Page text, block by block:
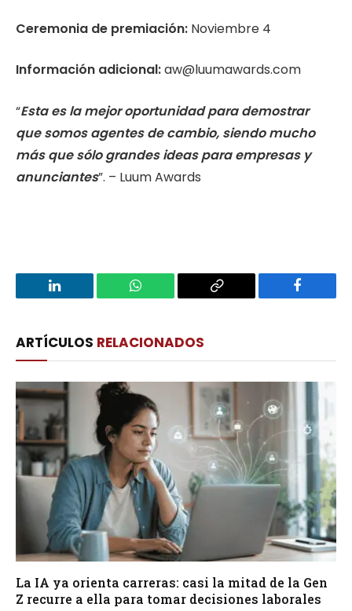
Ceremonia de premiación: Noviembre 4
Información adicional:aw@luumawards.com
“Esta es la mejor oportunidad para demostrar
que somos agentes de cambio, siendo mucho
más que sólo grandes ideas para empresas y
anunciantes”. – Luum Awards
LinkedIn WhatsApp
Copy
Facebook
ARTÍCULOS RELACIONADOS
La IA ya orienta carreras: casi la mitad de la Gen
Z recurre a ella para tomar decisiones laborales